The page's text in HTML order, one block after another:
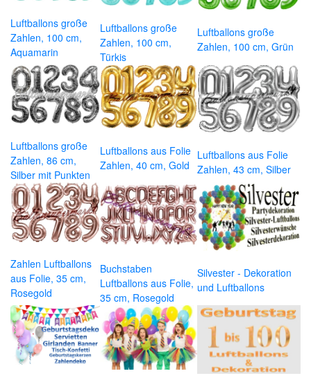
Luftballons große
Zahlen, 100 cm,
Aquamarin
Luftballons große
Zahlen, 100 cm,
Türkis
Luftballons große
Zahlen, 100 cm, Grün
Luftballons große
Zahlen, 86 cm,
Silber mit Punkten
Luftballons aus Folie
Zahlen, 40 cm, Gold
Luftballons aus Folie
Zahlen, 43 cm, Silber
Zahlen Luftballons
aus Folie, 35 cm,
Rosegold
Buchstaben
Luftballons aus Folie,
35 cm, Rosegold
Silvester - Dekoration
und Luftballons